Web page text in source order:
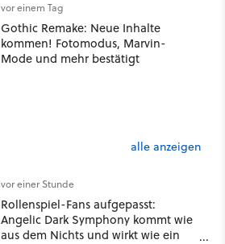
vor einem Tag
Gothic Remake: Neue Inhalte
kommen! Fotomodus, Marvin-
Mode und mehr bestätigt
alle anzeigen
vor einer Stunde
Rollenspiel-Fans aufgepasst:
Angelic Dark Symphony kommt wie
aus dem Nichts und wirkt wie ein